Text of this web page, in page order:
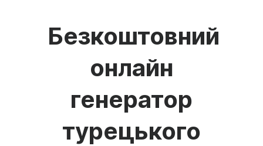
Безкоштовний
онлайн
генератор
турецького